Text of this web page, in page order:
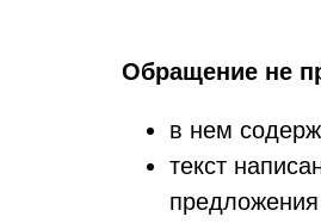
Обращение не
в нем
текст
предложения